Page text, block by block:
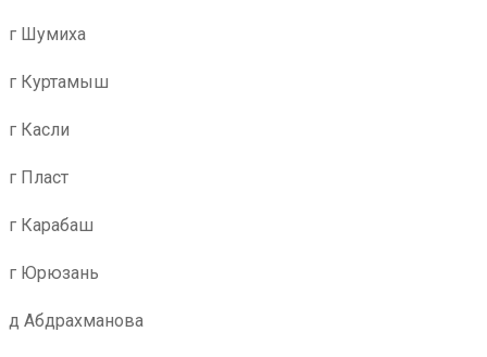
г Шумиха
г Куртамыш
г Касли
г Пласт
г Карабаш
г Юрюзань
д Абдрахманова